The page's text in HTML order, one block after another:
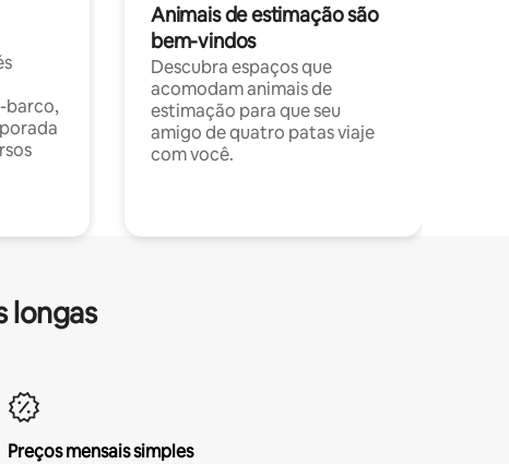
barco,
Animais de estimação são
bem-vindos
Descubra espaços que
acomodam animais de
estimação para que seu
amigo de quatro patas viaje
com você.
longas
Preços mensais simples